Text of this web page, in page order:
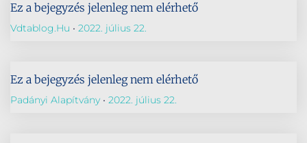
Ez a bejegyzés jelenleg nem elérhető
Vdtablog.hu 2022. július 22.
Ez a bejegyzés jelenleg nem elérhető
Padányi Alapítvány 2022. július 22.